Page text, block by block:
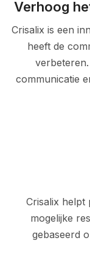
Verhoog
Crisalix is een
heeft de
communicatie
Crisalix helpt
mogelijke
gebaseerd